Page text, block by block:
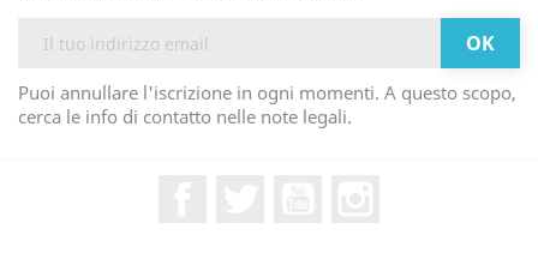
Puoi annullare l'iscrizione in ogni momenti. A questo scopo,
cerca le info di contatto nelle note legali.